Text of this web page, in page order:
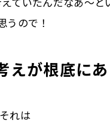
ので！
えが根底に
れは